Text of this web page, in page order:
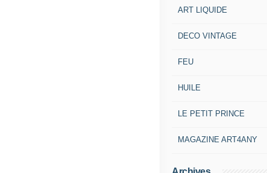
ART LIQUIDE
DECO VINTAGE
FEU
HUILE
LE PETIT PRINCE
MAGAZINE ART4ANY